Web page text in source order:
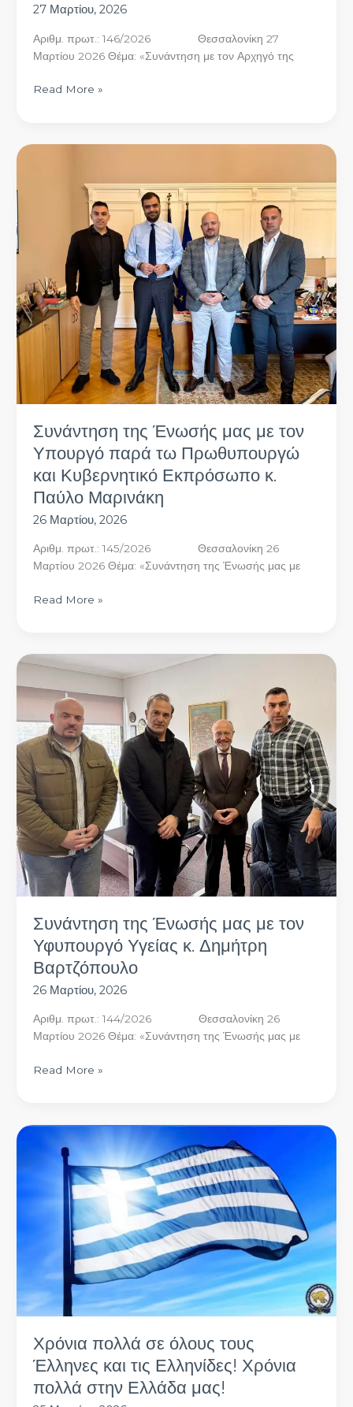
27 Μαρτίου, 2026
Αριθμ. πρωτ.: 146/2026 Θεσσαλονίκη 27
Μαρτίου 2026 Θέμα: «Συνάντηση με τον Αρχηγό της
Read More »
Συνάντηση της Ένωσής μας με τον
Υπουργό παρά τω Πρωθυπουργώ
και Κυβερνητικό Εκπρόσωπο κ.
Παύλο Μαρινάκη
26 Μαρτίου, 2026
Αριθμ. πρωτ.: 145/2026 Θεσσαλονίκη 26
Μαρτίου 2026 Θέμα: «Συνάντηση της Ένωσής μας με
Υπουργό
τω
Πρωθυπουργώ
και
Κυβερνητικό
Εκπρόσωπο
Παύλο
Read More »
Συνάντηση της Ένωσής μας με τον
Υφυπουργό Υγείας κ. Δημήτρη
Βαρτζόπουλο
26 Μαρτίου, 2026
Αριθμ. πρωτ.: 144/2026 Θεσσαλονίκη 26
Μαρτίου 2026 Θέμα: «Συνάντηση της Ένωσής μας με
Συνάντηση
Ένωσής
μας
τον
Υφυπουργό
Υγείας
κ.
Δημήτρη
Βαρτζόπουλο
Read More »
Χρόνια πολλά σε όλους τους
Έλληνες και τις Ελληνίδες! Χρόνια
πολλά στην Ελλάδα μας!
πολλά
τους
Έλληνες
Ελληνίδες!
πολλά
Ελλάδα
μας!